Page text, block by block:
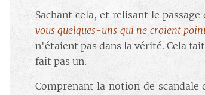
Sachant cela, et relisant le
vous quelques-uns qui ne croient
n'étaient pas dans la vérité. Cela
fait pas un.
Comprenant la notion de